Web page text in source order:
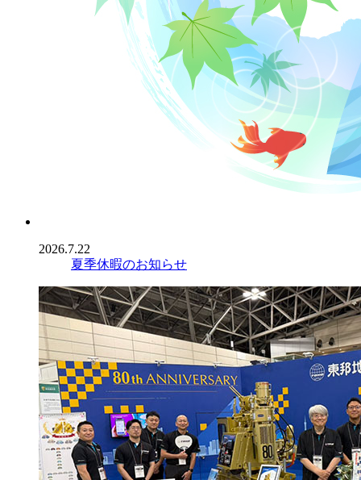
2026.7.22
夏季休暇のお知らせ